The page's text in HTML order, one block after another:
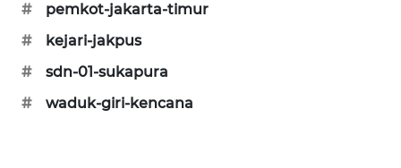
#
pemkot-jakarta-timur
#
kejari-jakpus
#
sdn-01-sukapura
#
waduk-giri-kencana
NEWS
SONYA